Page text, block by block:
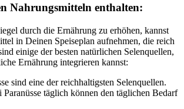
Nahrungsmitteln enthalten:
durch die Ernährung zu erhöhen, kannst
in Deinen Speiseplan aufnehmen, die reich
einige der besten natürlichen Selenquellen,
Ernährung integrieren kannst:
sind eine der reichhaltigsten Selenquellen.
Paranüsse täglich können den täglichen Bedarf